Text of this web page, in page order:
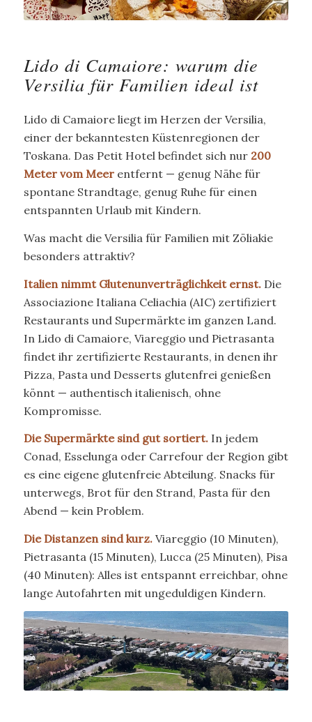
Lido di Camaiore: warum die
Versilia für Familien ideal ist
Lido di Camaiore liegt im Herzen der Versilia,
einer der bekanntesten Küstenregionen der
Toskana. Das Petit Hotel befindet sich nur 200
Meter vom Meerentfernt — genug Nähe für
spontane Strandtage, genug Ruhe für einen
entspannten Urlaub mit Kindern.
Was macht die Versilia für Familien mit Zöliakie
besonders attraktiv?
Italien nimmt Glutenunverträglichkeit ernst.Die
Associazione Italiana Celiachia (AIC) zertifiziert
Restaurants und Supermärkte im ganzen Land.
In Lido di Camaiore, Viareggio und Pietrasanta
findet ihr zertifizierte Restaurants, in denen ihr
Pizza, Pasta und Desserts glutenfrei genießen
könnt — authentisch italienisch, ohne
Kompromisse.
Die Supermärkte sind gut sortiert.In jedem
Conad, Esselunga oder Carrefour der Region gibt
es eine eigene glutenfreie Abteilung. Snacks für
unterwegs, Brot für den Strand, Pasta für den
Abend — kein Problem.
Die Distanzen sind kurz.Viareggio (10 Minuten),
Pietrasanta (15 Minuten), Lucca (25 Minuten), Pisa
(40 Minuten): Alles ist entspannt erreichbar, ohne
lange Autofahrten mit ungeduldigen Kindern.